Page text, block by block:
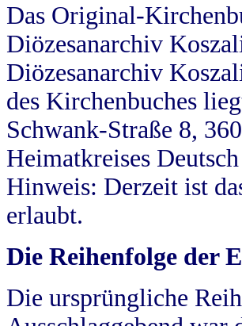
Das Original-
Diözesanarchiv
Diözesanarchiv
des Kirchenbuches
Schwank-Straße 8,
Heimatkreises
Hinweis: Derzeit ist
erlaubt.
Die Reihenfolge der
Die ursprüngliche